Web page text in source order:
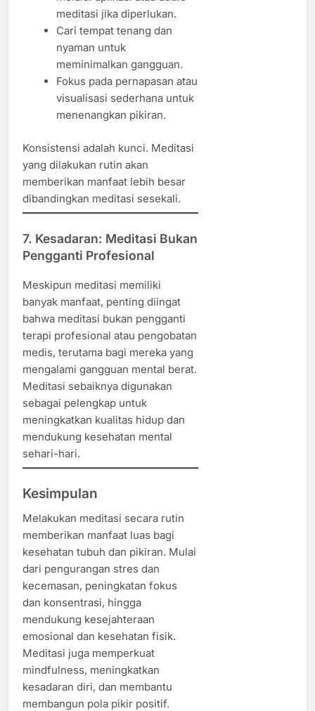
meditasi jika diperlukan.
Cari tempat tenang dan
nyaman untuk
meminimalkan gangguan.
Fokus pada pernapasan atau
visualisasi sederhana untuk
menenangkan pikiran.
Konsistensi adalah kunci. Meditasi
yang dilakukan rutin akan
memberikan manfaat lebih besar
dibandingkan meditasi sesekali.
7. Kesadaran: Meditasi Bukan
Pengganti Profesional
Meskipun meditasi memiliki
banyak manfaat, penting diingat
bahwa meditasi bukan pengganti
terapi profesional atau pengobatan
medis, terutama bagi mereka yang
mengalami gangguan mental berat.
Meditasi sebaiknya digunakan
sebagai pelengkap untuk
meningkatkan kualitas hidup dan
mendukung kesehatan mental
sehari-hari.
Kesimpulan
Melakukan meditasi secara rutin
memberikan manfaat luas bagi
kesehatan tubuh dan pikiran. Mulai
dari pengurangan stres dan
kecemasan, peningkatan fokus
dan konsentrasi, hingga
mendukung kesejahteraan
emosional dan kesehatan fisik.
Meditasi juga memperkuat
mindfulness, meningkatkan
kesadaran diri, dan membantu
membangun pola pikir positif.